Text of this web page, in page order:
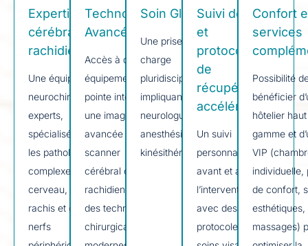
Expertise
cérébrale et
rachidienne
Une équipe de
neurochirurgiens
experts,
spécialisés dans
les pathologies
complexes du
cerveau, du
rachis et des
nerfs
Technologie
Avancée
Accès à des
équipements de
pointe intégrant
une imagerie
avancée (IRM,
scanner
cérébral ou
rachidien) et
des techniques
chirurgicales
Soin Global
Une prise en
charge
pluridisciplinaire,
impliquant
neurologues,
anesthésistes et
kinésithérapeutes.
Suivi dédié
et
protocoles
de
récupération
accélérée
Un suivi
personnalisé
avant et après
l’intervention,
avec des
protocoles de
Confort
services
Possibilité
bénéficier
hôtelier
gamme et
VIP
individuelle,
de confort,
esthétiques,
massages)